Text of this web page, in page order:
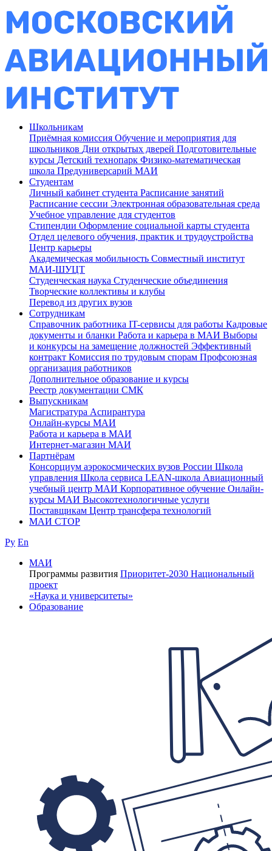
Школьникам
Приёмная комиссия Обучение и мероприятия для
школьников Дни открытых дверей Подготовительные
курсы Детский технопарк Физико-математическая
школа Предуниверсарий МАИ
Студентам
Личный кабинет студента Расписание занятий
Расписание сессии Электронная образовательная среда
Учебное управление для студентов
Стипендии Оформление социальной карты студента
Отдел целевого обучения, практик и трудоустройства
Центр карьеры
Академическая мобильность Совместный институт
МАИ-ШУЦТ
Студенческая наука Студенческие объединения
Творческие коллективы и клубы
Перевод из других вузов
Сотрудникам
Cправочник работника IT-сервисы для работы Кадровые
документы и бланки Работа и карьера в МАИ Выборы
и конкурсы на замещение должностей Эффективный
контракт Комиссия по трудовым спорам Профсоюзная
организация работников
Дополнительное образование и курсы
Реестр документации СМК
Выпускникам
Магистратура Аспирантура
Онлайн-курсы МАИ
Работа и карьера в МАИ
Интернет-магазин МАИ
Партнёрам
Консорциум аэрокосмических вузов России Школа
управления Школа сервиса LEAN-школа Авиационный
учебный центр МАИ Корпоративное обучение Онлайн-
курсы МАИ Высокотехнологичные услуги
Поставщикам Центр трансфера технологий
МАИ СТОР
Ру En
МАИ
Программы развития Приоритет-2030 Национальный
проект
«Наука и университеты»
Образование